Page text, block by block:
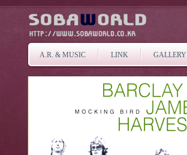
A.R. & MUSIC LINK GALLERY